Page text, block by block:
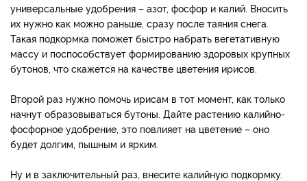
универсальные удобрения – азот, фосфор и калий. Вносить
их нужно как можно раньше, сразу после таяния снега.
Такая подкормка поможет быстро набрать вегетативную
массу и поспособствует формированию здоровых крупных
бутонов, что скажется на качестве цветения ирисов.
Второй раз нужно помочь ирисам в тот момент, как только
начнут образовываться бутоны. Дайте растению калийно-
фосфорное удобрение, это повлияет на цветение – оно
будет долгим, пышным и ярким.
Ну и в заключительный раз, внесите калийную подкормку.